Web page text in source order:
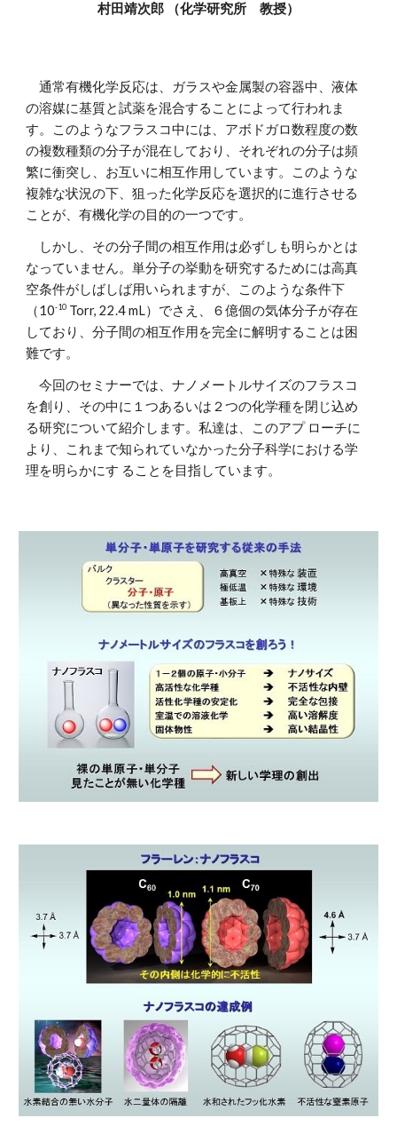
村田靖次郎 （化学研究所 教授）
通常有機化学反応は、ガラスや金属製の容器中、液体
の溶媒に基質と試薬を混合することによって行われま
す。このようなフラスコ中には、アボドガロ数程度の数
の複数種類の分子が混在しており、それぞれの分子は頻
繁に衝突し、お互いに相互作用しています。このような
複雑な状況の下、狙った化学反応を選択的に進行させる
ことが、有機化学の目的の一つです。
しかし、その分子間の相互作用は必ずしも明らかとは
なっていません。単分子の挙動を研究するためには高真
空条件がしばしば用いられますが、このような条件下
（10-10 Torr, 22.4 mL）でさえ、６億個の気体分子が存在
しており、分子間の相互作用を完全に解明することは困
難です。
今回のセミナーでは、ナノメートルサイズのフラスコ
を創り、その中に１つあるいは２つの化学種を閉じ込め
る研究について紹介します。私達は、このアプ ローチに
より、これまで知られていなかった分子科学における学
理を明らかにす ることを目指しています。